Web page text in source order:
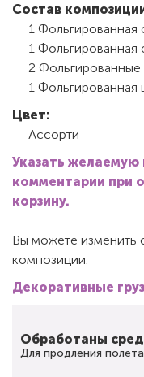
Состав
1 Фольгированная
1 Фольгированная
2
1
Цвет:
Ассорти
Указать
комментарии при
корзину.
Вы можете изменить
композиции.
Декоративные
Обработаны
Для продления